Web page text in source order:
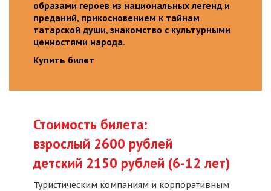
образами героев из национальных легенд и
преданий, прикосновением к тайнам
татарской души, знакомство с культурными
ценностями народа.
Купить билет
Стоимость билета:
взрослый 2600 рублей
детский 2150 рублей (6-12 лет)
Туристическим компаниям и корпоративным